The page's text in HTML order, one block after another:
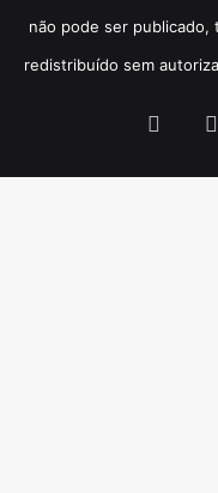
não pode ser
redistribuído sem